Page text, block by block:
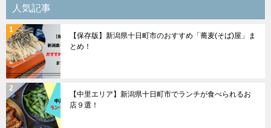
ョ
ン
人気記事
【保存版】新潟県十日町市のおすすめ「蕎麦(そば)屋」ま
とめ！
【中里エリア】新潟県十日町市でランチが食べられるお
店９選！